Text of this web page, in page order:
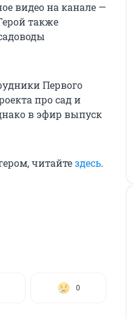
видео на канале —
также
Первого
про сад и
в эфир выпуск
читайтездесь.
0